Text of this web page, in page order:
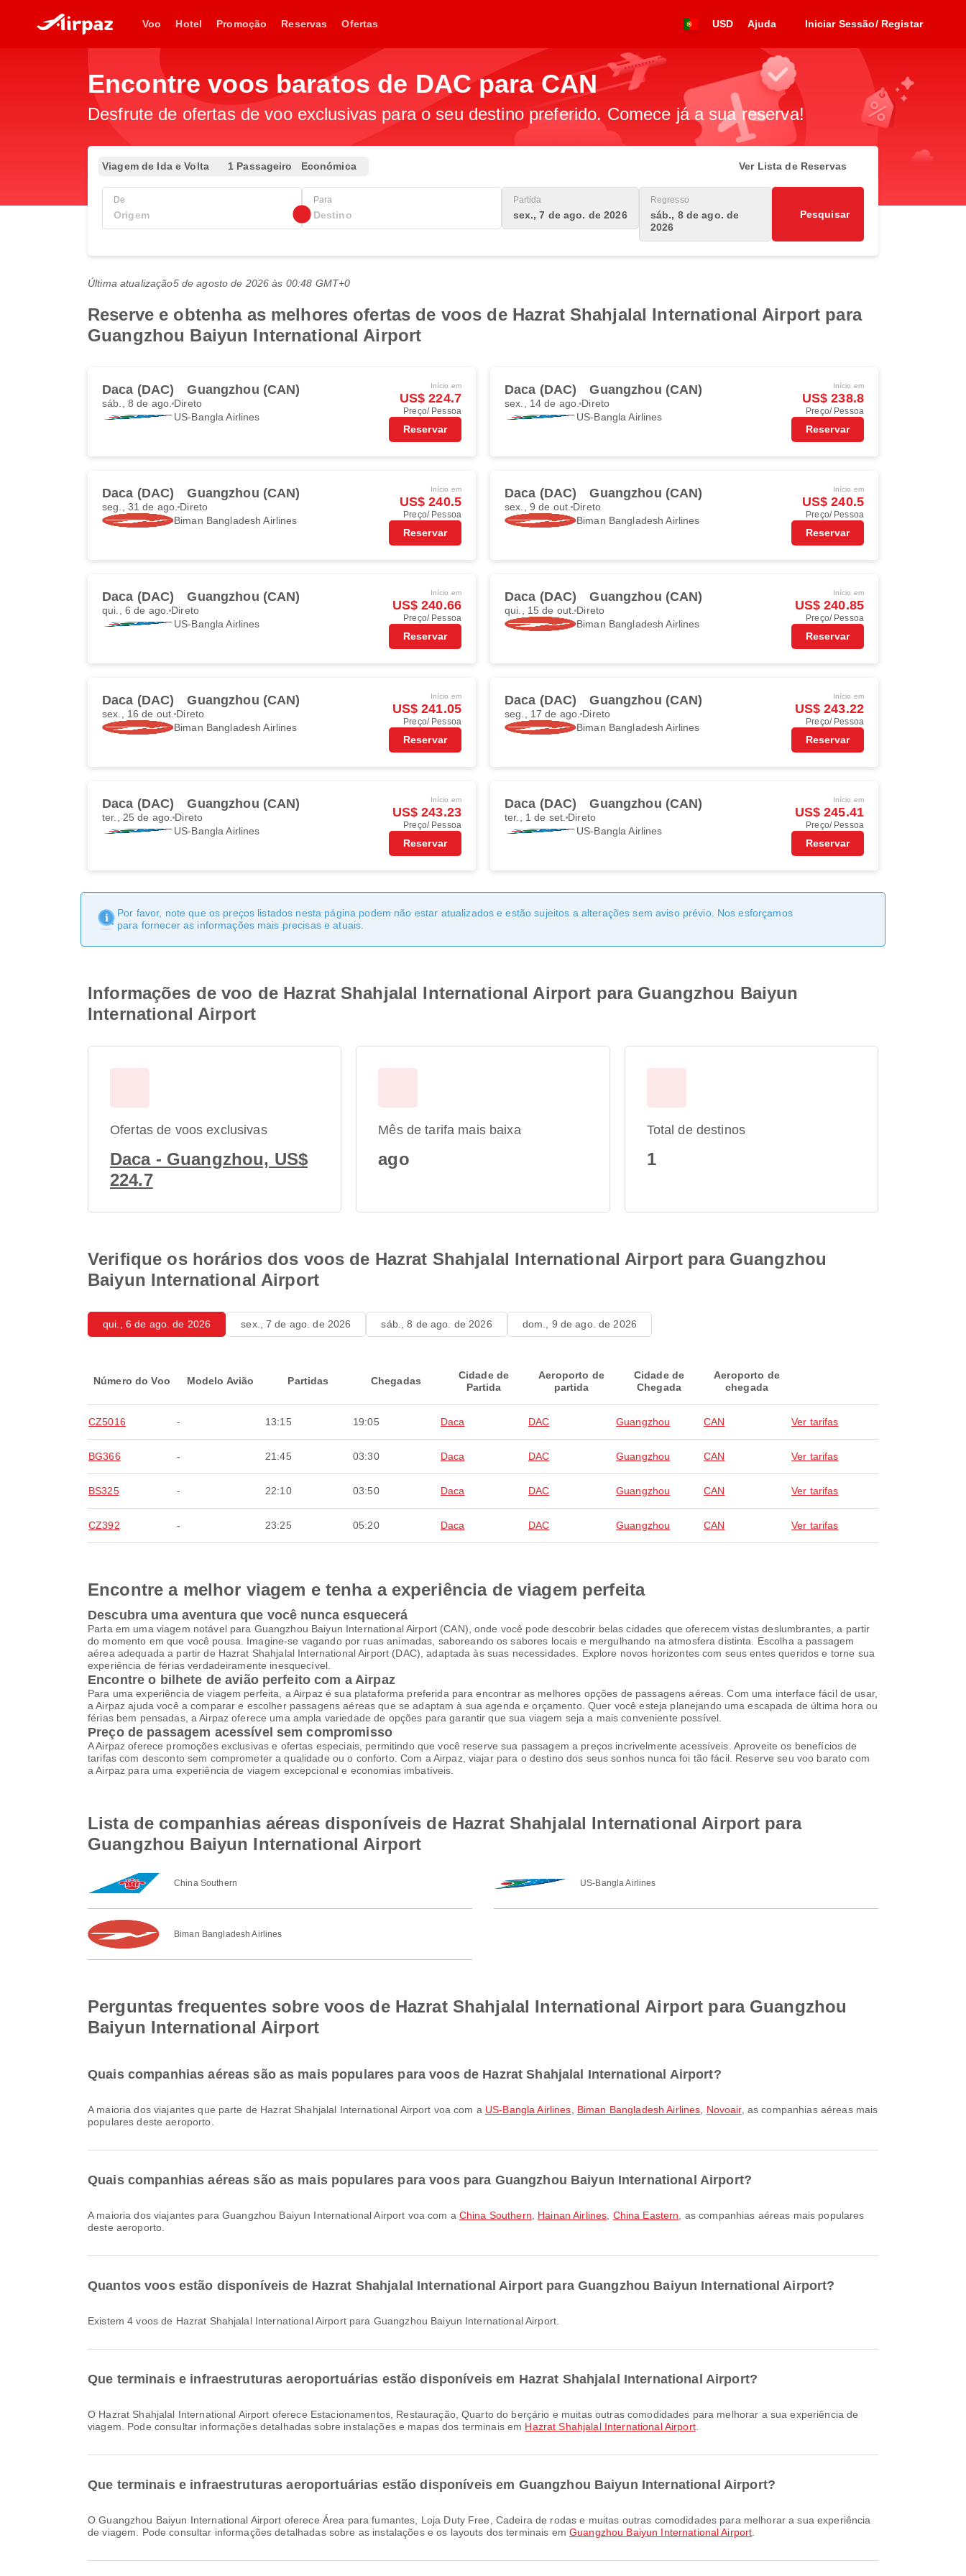
Voo Hotel Promoção Reservas Ofertas USD Ajuda Iniciar Sessão/ Registar
Encontre voos baratos de DAC para CAN
Desfrute de ofertas de voo exclusivas para o seu destino preferido. Comece já a sua reserva!
Viagem de Ida e Volta 1 Passageiro Económica Ver Lista de Reservas
De Para Partida
sex., 7 de ago. de 2026
Regresso
sáb., 8 de ago. de
2026
Pesquisar
Última atualização5 de agosto de 2026 às 00:48 GMT+0
Reserve e obtenha as melhores ofertas de voos de Hazrat Shahjalal International Airport para
Guangzhou Baiyun International Airport
Daca (DAC) Guangzhou (CAN)
sáb., 8 de ago. Direto
US-Bangla Airlines
Início em
US$ 224.7
Preço/ Pessoa
Reservar
Daca (DAC) Guangzhou (CAN)
sex., 14 de ago. Direto
US-Bangla Airlines
Início em
US$ 238.8
Preço/ Pessoa
Reservar
Daca (DAC) Guangzhou (CAN)
seg., 31 de ago. Direto
Biman Bangladesh Airlines
Início em
US$ 240.5
Preço/ Pessoa
Reservar
Daca (DAC) Guangzhou (CAN)
sex., 9 de out. Direto
Biman Bangladesh Airlines
Início em
US$ 240.5
Preço/ Pessoa
Reservar
Daca (DAC) Guangzhou (CAN)
qui., 6 de ago. Direto
US-Bangla Airlines
Início em
US$ 240.66
Preço/ Pessoa
Reservar
Daca (DAC) Guangzhou (CAN)
qui., 15 de out. Direto
Biman Bangladesh Airlines
Início em
US$ 240.85
Preço/ Pessoa
Reservar
Daca (DAC) Guangzhou (CAN)
sex., 16 de out. Direto
Biman Bangladesh Airlines
Início em
US$ 241.05
Preço/ Pessoa
Reservar
Daca (DAC) Guangzhou (CAN)
seg., 17 de ago. Direto
Biman Bangladesh Airlines
Início em
US$ 243.22
Preço/ Pessoa
Reservar
Daca (DAC) Guangzhou (CAN)
ter., 25 de ago. Direto
US-Bangla Airlines
Início em
US$ 243.23
Preço/ Pessoa
Reservar
Daca (DAC) Guangzhou (CAN)
ter., 1 de set. Direto
US-Bangla Airlines
Início em
US$ 245.41
Preço/ Pessoa
Reservar
Por favor, note que os preços listados nesta página podem não estar atualizados e estão sujeitos a alterações sem aviso prévio. Nos esforçamos
para fornecer as informações mais precisas e atuais.
Informações de voo de Hazrat Shahjalal International Airport para Guangzhou Baiyun
International Airport
Ofertas de voos exclusivas
Daca - Guangzhou, US$
224.7
Mês de tarifa mais baixa
ago
Total de destinos
1
Verifique os horários dos voos de Hazrat Shahjalal International Airport para Guangzhou
Baiyun International Airport
qui., 6 de ago. de 2026 sex., 7 de ago. de 2026 sáb., 8 de ago. de 2026 dom., 9 de ago. de 2026
Número do Voo Modelo Avião Partidas Chegadas
Cidade de
Partida
Aeroporto de
partida
Cidade de
Chegada
Aeroporto de
chegada
CZ5016 - 13:15 19:05 Daca DAC Guangzhou CAN Ver tarifas
BG366 - 21:45 03:30 Daca DAC Guangzhou CAN Ver tarifas
BS325 - 22:10 03:50 Daca DAC Guangzhou CAN Ver tarifas
CZ392 - 23:25 05:20 Daca DAC Guangzhou CAN Ver tarifas
Encontre a melhor viagem e tenha a experiência de viagem perfeita
Descubra uma aventura que você nunca esquecerá
Parta em uma viagem notável para Guangzhou Baiyun International Airport (CAN), onde você pode descobrir belas cidades que oferecem vistas deslumbrantes, a partir
do momento em que você pousa. Imagine-se vagando por ruas animadas, saboreando os sabores locais e mergulhando na atmosfera distinta. Escolha a passagem
aérea adequada a partir de Hazrat Shahjalal International Airport (DAC), adaptada às suas necessidades. Explore novos horizontes com seus entes queridos e torne sua
experiência de férias verdadeiramente inesquecível.
Encontre o bilhete de avião perfeito com a Airpaz
Para uma experiência de viagem perfeita, a Airpaz é sua plataforma preferida para encontrar as melhores opções de passagens aéreas. Com uma interface fácil de usar,
a Airpaz ajuda você a comparar e escolher passagens aéreas que se adaptam à sua agenda e orçamento. Quer você esteja planejando uma escapada de última hora ou
férias bem pensadas, a Airpaz oferece uma ampla variedade de opções para garantir que sua viagem seja a mais conveniente possível.
Preço de passagem acessível sem compromisso
A Airpaz oferece promoções exclusivas e ofertas especiais, permitindo que você reserve sua passagem a preços incrivelmente acessíveis. Aproveite os benefícios de
tarifas com desconto sem comprometer a qualidade ou o conforto. Com a Airpaz, viajar para o destino dos seus sonhos nunca foi tão fácil. Reserve seu voo barato com
a Airpaz para uma experiência de viagem excepcional e economias imbatíveis.
Lista de companhias aéreas disponíveis de Hazrat Shahjalal International Airport para
Guangzhou Baiyun International Airport
China Southern US-Bangla Airlines
Biman Bangladesh Airlines
Perguntas frequentes sobre voos de Hazrat Shahjalal International Airport para Guangzhou
Baiyun International Airport
Quais companhias aéreas são as mais populares para voos de Hazrat Shahjalal International Airport?
A maioria dos viajantes que parte de Hazrat Shahjalal International Airport voa com a US-Bangla Airlines Biman Bangladesh Airlines Novoair, as companhias aéreas mais
populares deste aeroporto.
Quais companhias aéreas são as mais populares para voos para Guangzhou Baiyun International Airport?
A maioria dos viajantes para Guangzhou Baiyun International Airport voa com a China Southern Hainan Airlines China Eastern , as companhias aéreas mais populares
deste aeroporto.
Quantos voos estão disponíveis de Hazrat Shahjalal International Airport para Guangzhou Baiyun International Airport?
Existem 4 voos de Hazrat Shahjalal International Airport para Guangzhou Baiyun International Airport.
Que terminais e infraestruturas aeroportuárias estão disponíveis em Hazrat Shahjalal International Airport?
O Hazrat Shahjalal International Airport oferece Estacionamentos, Restauração, Quarto do berçário e muitas outras comodidades para melhorar a sua experiência de
viagem. Pode consultar informações detalhadas sobre instalações e mapas dos terminais em Hazrat Shahjalal International Airport.
Que terminais e infraestruturas aeroportuárias estão disponíveis em Guangzhou Baiyun International Airport?
O Guangzhou Baiyun International Airport oferece Área para fumantes, Loja Duty Free, Cadeira de rodas e muitas outras comodidades para melhorar a sua experiência
de viagem. Pode consultar informações detalhadas sobre as instalações e os layouts dos terminais emGuangzhou Baiyun International Airport